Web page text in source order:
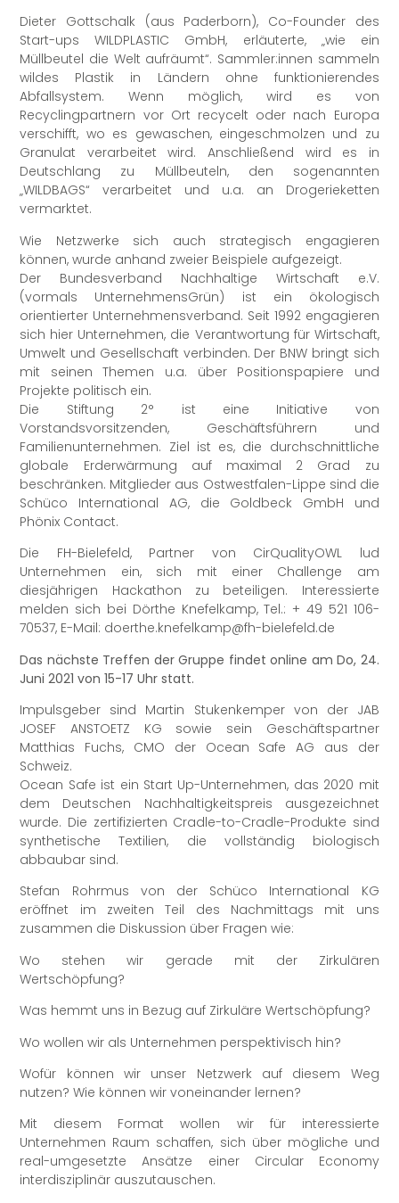
Dieter Gottschalk (aus Paderborn), Co-Founder des
Start-ups WILDPLASTIC GmbH, erläuterte, „wie ein
Müllbeutel die Welt aufräumt“. Sammler:innen sammeln
wildes Plastik in Ländern ohne funktionierendes
Abfallsystem. Wenn möglich, wird es von
Recyclingpartnern vor Ort recycelt oder nach Europa
verschifft, wo es gewaschen, eingeschmolzen und zu
Granulat verarbeitet wird. Anschließend wird es in
Deutschlang zu Müllbeuteln, den sogenannten
„WILDBAGS“ verarbeitet und u.a. an Drogerieketten
vermarktet.
Wie Netzwerke sich auch strategisch engagieren
können, wurde anhand zweier Beispiele aufgezeigt.
Der Bundesverband Nachhaltige Wirtschaft e.V.
(vormals UnternehmensGrün) ist ein ökologisch
orientierter Unternehmensverband. Seit 1992 engagieren
sich hier Unternehmen, die Verantwortung für Wirtschaft,
Umwelt und Gesellschaft verbinden. Der BNW bringt sich
mit seinen Themen u.a. über Positionspapiere und
Projekte politisch ein.
Die Stiftung 2° ist eine Initiative von
Vorstandsvorsitzenden, Geschäftsführern und
Familienunternehmen. Ziel ist es, die durchschnittliche
globale Erderwärmung auf maximal 2 Grad zu
beschränken. Mitglieder aus Ostwestfalen-Lippe sind die
Schüco International AG, die Goldbeck GmbH und
Phönix Contact.
Die FH-Bielefeld, Partner von CirQualityOWL lud
Unternehmen ein, sich mit einer Challenge am
diesjährigen Hackathon zu beteiligen. Interessierte
melden sich bei Dörthe Knefelkamp, Tel.: + 49 521 106-
70537, E-Mail: doerthe.knefelkamp@fh-bielefeld.de
Das nächste Treffen der Gruppe findet online am Do, 24.
Juni 2021 von 15-17 Uhr statt.
Impulsgeber sind Martin Stukenkemper von der JAB
JOSEF ANSTOETZ KG sowie sein Geschäftspartner
Matthias Fuchs, CMO der Ocean Safe AG aus der
Schweiz.
Ocean Safe ist ein Start Up-Unternehmen, das 2020 mit
dem Deutschen Nachhaltigkeitspreis ausgezeichnet
wurde. Die zertifizierten Cradle-to-Cradle-Produkte sind
synthetische Textilien, die vollständig biologisch
abbaubar sind.
Stefan Rohrmus von der Schüco International KG
eröffnet im zweiten Teil des Nachmittags mit uns
zusammen die Diskussion über Fragen wie:
Wo stehen wir gerade mit der Zirkulären
Wertschöpfung?
Was hemmt uns in Bezug auf Zirkuläre Wertschöpfung?
Wo wollen wir als Unternehmen perspektivisch hin?
Wofür können wir unser Netzwerk auf diesem Weg
nutzen? Wie können wir voneinander lernen?
Mit diesem Format wollen wir für interessierte
Unternehmen Raum schaffen, sich über mögliche und
real-umgesetzte Ansätze einer Circular Economy
interdisziplinär auszutauschen.